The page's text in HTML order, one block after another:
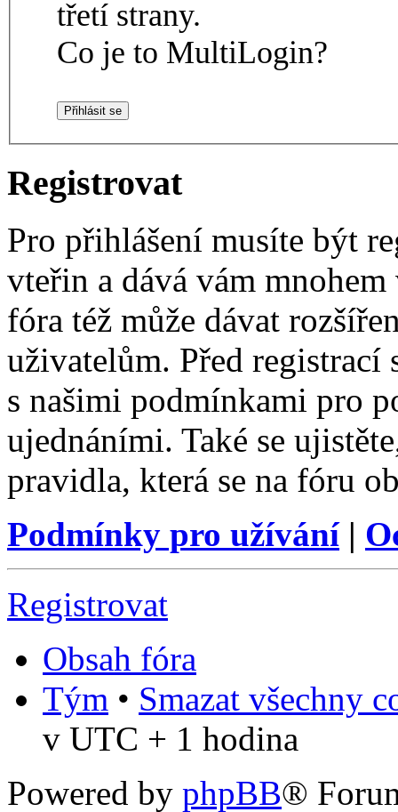
třetí strany.
Co je to MultiLogin?
Registrovat
Pro přihlášení musíte být
vteřin a dává vám
fóra též může dávat
uživatelům. Před registrací
s našimi podmínkami pro
ujednáními. Také se
pravidla, která se na fóru
Podmínky pro užívání|
Registrovat
Obsah fóra
Tým • Smazat všechny
v UTC + 1 hodina
Powered by phpBB®